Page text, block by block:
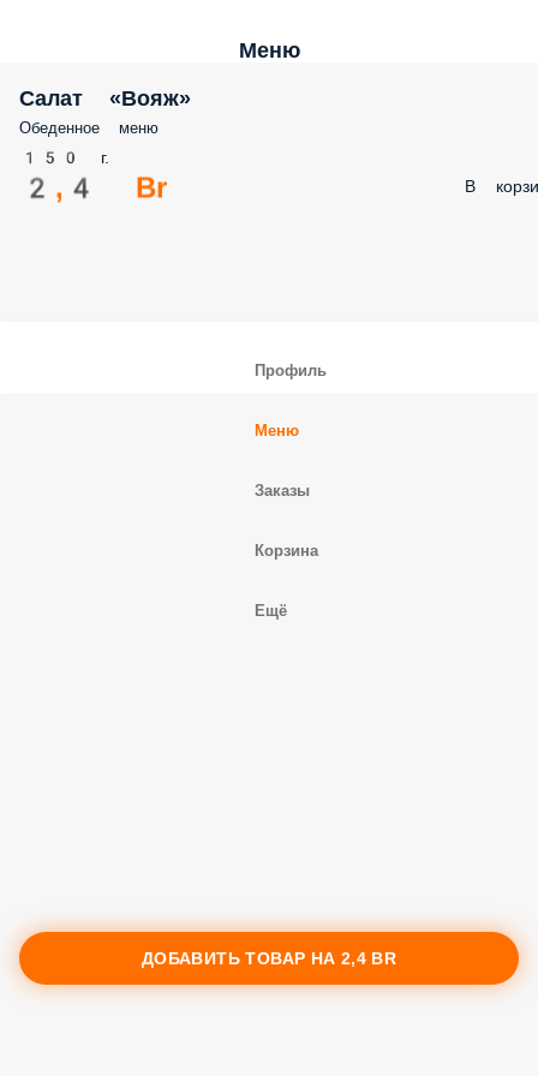
Меню
Салат «Вояж»
Обеденное меню
150 г.
2,4 Br В
ДОБАВИТЬ ТОВАР НА 2,4 BR
Профиль
Меню
Заказы
Корзина
Ещё